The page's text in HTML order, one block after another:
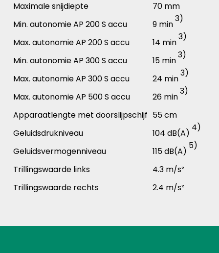
Maximale snijdiepte
70 mm
Min. autonomie AP 200 S accu
9 min
3)
Max. autonomie AP 200 S accu 14 min
3)
Min. autonomie AP 300 S accu 15 min
3)
Max. autonomie AP 300 S accu 24 min
3)
Max. autonomie AP 500 S accu 26 min
3)
Apparaatlengte met doorslijpschijf 55 cm
Geluidsdrukniveau
104 dB(A)
4)
Geluidsvermogenniveau 115 dB(A)
5)
Trillingswaarde links
4.3 m/s²
Trillingswaarde rechts
2.4 m/s²